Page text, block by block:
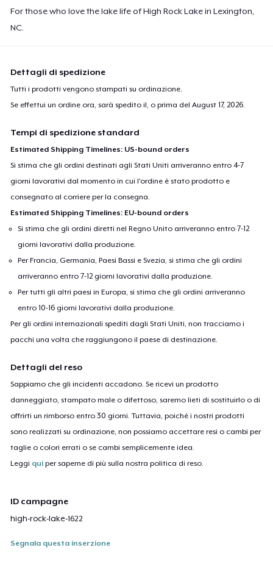
For those who love the lake life of High Rock Lake in Lexington,
NC.
Dettagli di spedizione
Tutti i prodotti vengono stampati su ordinazione.
Se effettui un ordine ora, sarà spedito il, o prima delAugust 17, 2026.
Tempi di spedizione standard
Estimated Shipping Timelines: US-bound orders
Si stima che gli ordini destinati agli Stati Uniti arriveranno entro 4-7
giorni lavorativi dal momento in cui l'ordine è stato prodotto e
consegnato al corriere per la consegna.
Estimated Shipping Timelines: EU-bound orders
Si stima che gli ordini diretti nel Regno Unito arriveranno entro 7-12
giorni lavorativi dalla produzione.
Per Francia, Germania, Paesi Bassi e Svezia, si stima che gli ordini
arriveranno entro 7-12 giorni lavorativi dalla produzione.
Per tutti gli altri paesi in Europa, si stima che gli ordini arriveranno
entro 10-16 giorni lavorativi dalla produzione.
Per gli ordini internazionali spediti dagli Stati Uniti, non tracciamo i
pacchi una volta che raggiungono il paese di destinazione.
Dettagli del reso
Sappiamo che gli incidenti accadono. Se ricevi un prodotto
danneggiato, stampato male o difettoso, saremo lieti di sostituirlo o di
offrirti un rimborso entro 30 giorni. Tuttavia, poiché i nostri prodotti
sono realizzati su ordinazione, non possiamo accettare resi o cambi per
taglie o colori errati o se cambi semplicemente idea.
Leggi qui per saperne di più sulla nostra politica di reso.
ID campagne
high-rock-lake-1622
Segnala questa inserzione